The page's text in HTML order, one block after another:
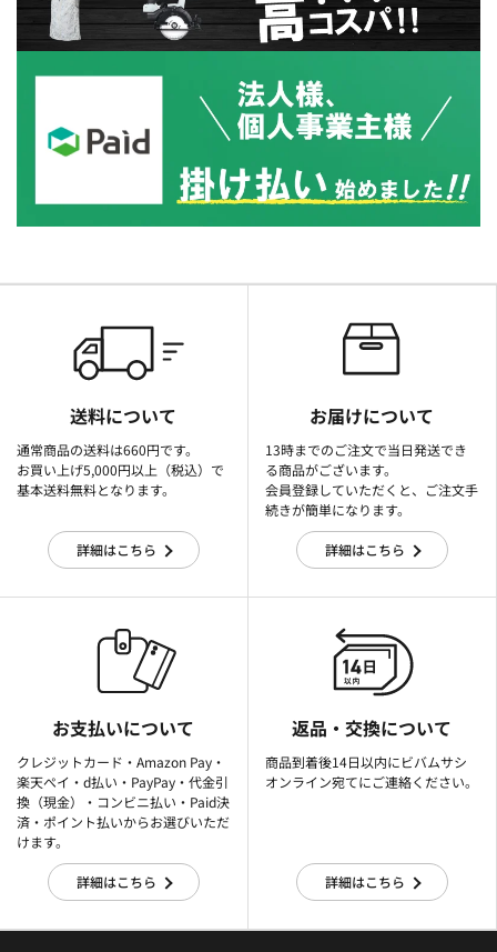
送料について
通常商品の送料は660円です。
お買い上げ5,000円以上（税込）で
基本送料無料となります。
詳細はこちら
お届けについて
13時までのご注文で当日発送でき
る商品がございます。
会員登録していただくと、ご注文手
続きが簡単になります。
詳細はこちら
お支払いについて
クレジットカード・Amazon Pay・
楽天ぺイ・d払い・PayPay・代金引
換（現金）・コンビニ払い・Paid決
済・ポイント払いからお選びいただ
けます。
詳細はこちら
返品・交換について
商品到着後14日以内にビバムサシ
オンライン宛てにご連絡ください。
詳細はこちら